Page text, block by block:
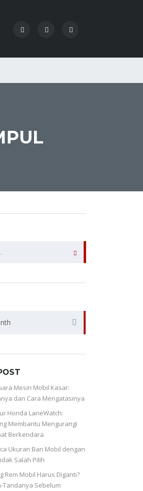
Mesin Mobil Kasar:
dan Cara Mengatasinya
Honda LaneWatch:
Membantu Mengurangi
Berkendara
Ukuran Ban Mobil dengan
Salah Pilih
Rem Mobil Harus Diganti?
Tandanya Sebelum